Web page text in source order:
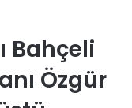
Bahçeli
Özgür